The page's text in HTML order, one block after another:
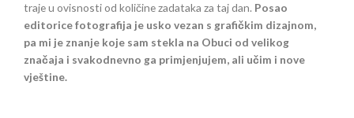
traje u ovisnosti od količine zadataka za taj dan. Posao
editorice fotografija je usko vezan s grafičkim dizajnom,
pa mi je znanje koje sam stekla na Obuci od velikog
značaja i svakodnevno ga primjenjujem, ali učim i nove
vještine.